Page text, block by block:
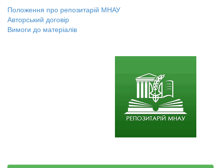
Положення про репозитарій МНАУ
Авторський договір
Вимоги до матеріалів